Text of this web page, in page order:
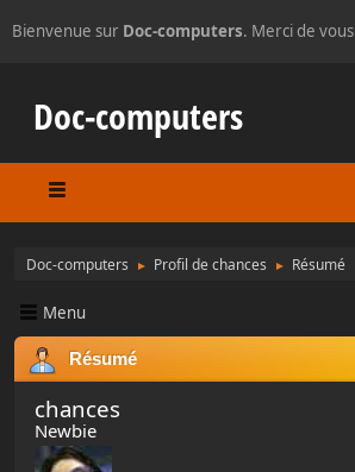
Bienvenue sur Doc-computers. Merci de vous
Doc-computers
Doc-computers ► Profil de chances ► Résumé
Menu
Résumé
chances
Newbie